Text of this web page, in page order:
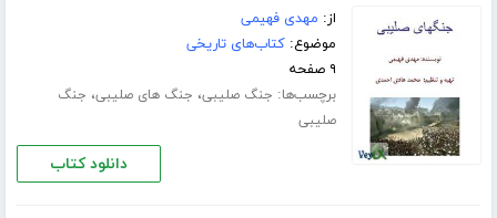
از: مهدی فهیمی
موضوع:کتاب‌های تاریخی
۹ صفحه
برچسب‌ها: جنگ صلیبی، جنگ های صلیبی، جنگ
صلیبی
دانلود کتاب